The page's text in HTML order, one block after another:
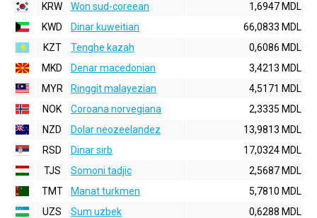
KRW
Won sud-coreean
1,6947 MDL
KWD
Dinar kuweitian
66,0833 MDL
KZT
Tenghe kazah
0,6086 MDL
MKD
Denar macedonian
3,4213 MDL
MYR
Ringgit malayezian
4,5171 MDL
NOK
Coroana norvegiana
2,3335 MDL
NZD
Dolar neozeelandez
13,9813 MDL
RSD
Dinar sirb
17,0324 MDL
TJS
Somoni tadjic
2,5687 MDL
TMT
Manat turkmen
5,7810 MDL
UZS
Sum uzbek
0,6288 MDL